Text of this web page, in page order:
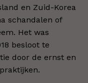
en Zuid-Korea
schandalen of
Het was
besloot te
door de ernst en